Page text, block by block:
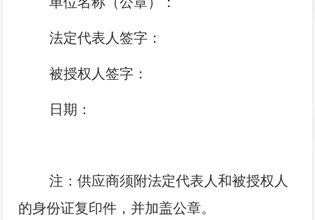
法定代表人签字：
被授权人签字：
日期：
注：供应商须附法定代表人和被授权人
的身份证复印件，并加盖公章。